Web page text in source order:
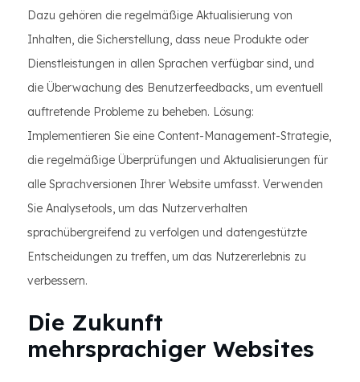
Dazu gehören die regelmäßige Aktualisierung von
Inhalten, die Sicherstellung, dass neue Produkte oder
Dienstleistungen in allen Sprachen verfügbar sind, und
die Überwachung des Benutzerfeedbacks, um eventuell
auftretende Probleme zu beheben. Lösung:
Implementieren Sie eine Content-Management-Strategie,
die regelmäßige Überprüfungen und Aktualisierungen für
alle Sprachversionen Ihrer Website umfasst. Verwenden
Sie Analysetools, um das Nutzerverhalten
sprachübergreifend zu verfolgen und datengestützte
Entscheidungen zu treffen, um das Nutzererlebnis zu
verbessern.
Die Zukunft
mehrsprachiger Websites